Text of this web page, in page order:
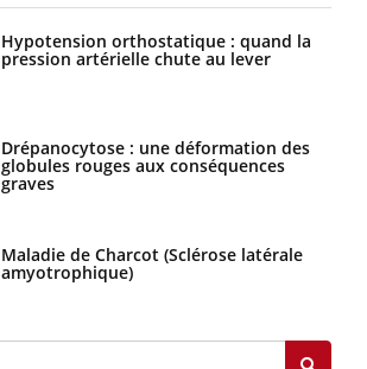
Hypotension orthostatique : quand la
pression artérielle chute au lever
Drépanocytose : une déformation des
globules rouges aux conséquences
graves
Maladie de Charcot (Sclérose latérale
amyotrophique)